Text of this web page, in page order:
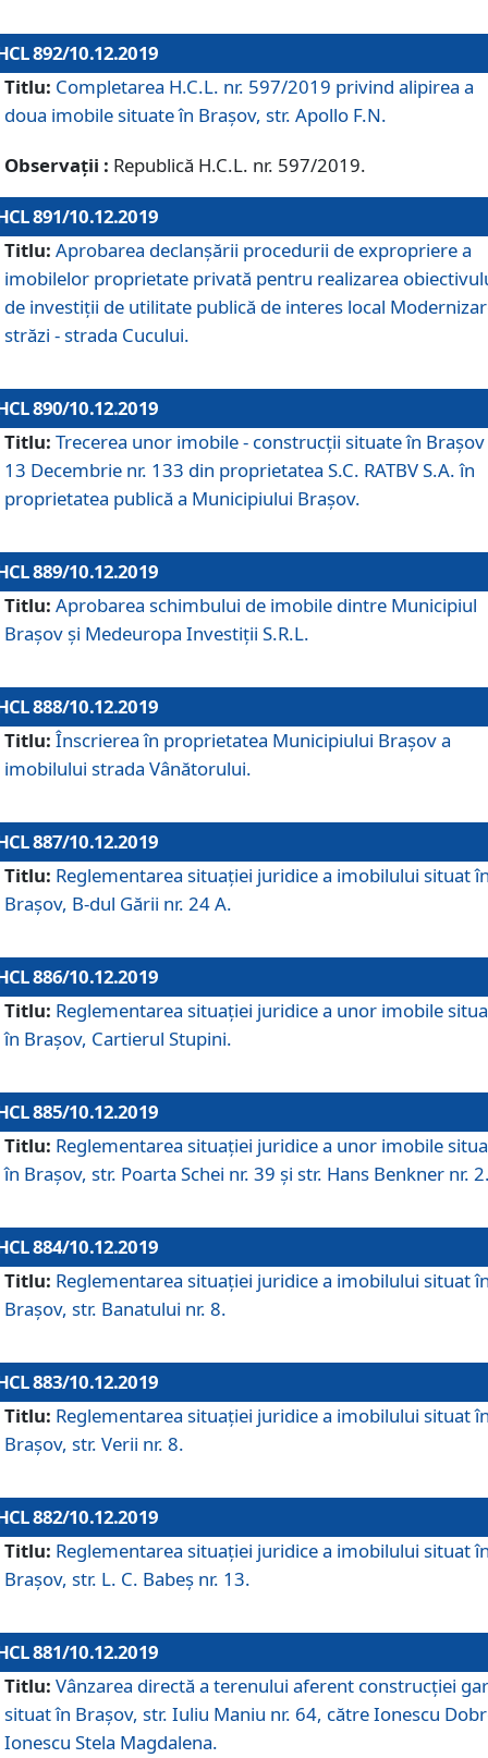
892/10.12.2019
Titlu: Completarea H.C.L. nr. 597/2019 privind alipirea a
doua imobile situate în Brașov, str. Apollo F.N.
Observații : Republică H.C.L. nr. 597/2019.
891/10.12.2019
Titlu: Aprobarea declanșării procedurii de expropriere a
imobilelor proprietate privată pentru realizarea
de investiții de utilitate publică de interes local
străzi - strada Cucului.
890/10.12.2019
Titlu: Trecerea unor imobile - construcții situate în Brașov
13 Decembrie nr. 133 din proprietatea S.C. RATBV S.A. în
proprietatea publică a Municipiului Brașov.
889/10.12.2019
Titlu: Aprobarea schimbului de imobile dintre Municipiul
Brașov și Medeuropa Investiții S.R.L.
888/10.12.2019
Titlu: Înscrierea în proprietatea Municipiului Braşov a
imobilului strada Vânătorului.
887/10.12.2019
Titlu: Reglementarea situației juridice a imobilului situat
Brașov, B-dul Gării nr. 24 A.
886/10.12.2019
Titlu: Reglementarea situaţiei juridice a unor imobile
în Braşov, Cartierul Stupini.
885/10.12.2019
Titlu: Reglementarea situației juridice a unor imobile
în Brașov, str. Poarta Schei nr. 39 și str. Hans Benkner nr.
884/10.12.2019
Titlu: Reglementarea situației juridice a imobilului situat
Brașov, str. Banatului nr. 8.
883/10.12.2019
Titlu: Reglementarea situației juridice a imobilului situat
Brașov, str. Verii nr. 8.
882/10.12.2019
Titlu: Reglementarea situației juridice a imobilului situat
Brașov, str. L. C. Babeș nr. 13.
881/10.12.2019
Titlu: Vânzarea directă a terenului aferent construcției
situat în Brașov, str. Iuliu Maniu nr. 64, către Ionescu
Ionescu Stela Magdalena.